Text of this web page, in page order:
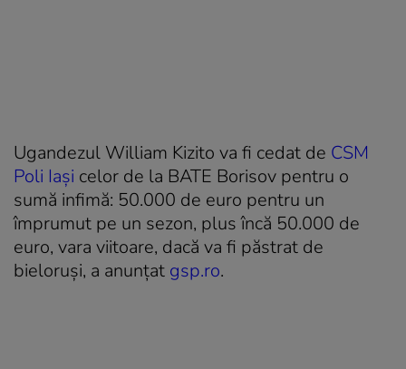
Ugandezul William Kizito va fi cedat de CSM
Poli Iași celor de la BATE Borisov pentru o
sumă infimă: 50.000 de euro pentru un
împrumut pe un sezon, plus încă 50.000 de
euro, vara viitoare, dacă va fi păstrat de
bieloruși, a anunțat gsp.ro.